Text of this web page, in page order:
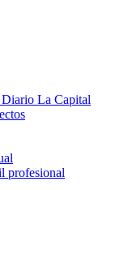
La Capital
profesional